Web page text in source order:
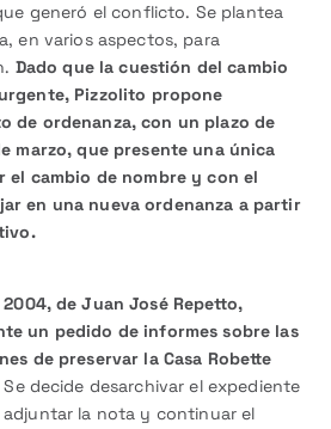
generó el conflicto. Se plantea
en varios aspectos, para
Dado que la cuestión del cambio
Pizzolito propone
de ordenanza, con un plazo de
marzo, que presente una única
el cambio de nombre y con el
en una nueva ordenanza a partir
de Juan José Repetto,
un pedido de informes sobre las
de preservar la Casa Robette
Se decide desarchivar el expediente
la nota y continuar el